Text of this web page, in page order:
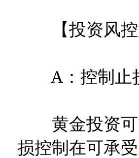
【投资风控
A：控制止
黄金投资可
损控制在可承